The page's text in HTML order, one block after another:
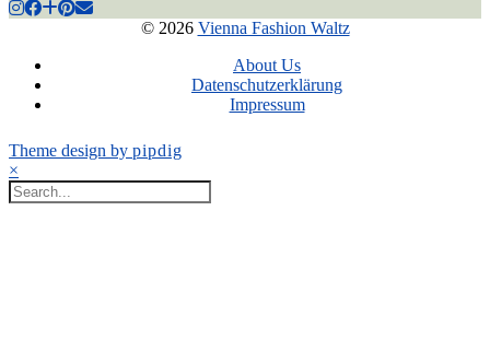
© 2026 Vienna Fashion Waltz
About Us
Datenschutzerklärung
Impressum
Theme design by pipdig
×